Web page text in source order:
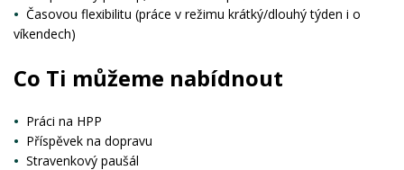
Časovou flexibilitu (práce v režimu krátký/dlouhý týden i o
víkendech)
Co Ti můžeme nabídnout
Práci na HPP
Příspěvek na dopravu
Stravenkový paušál